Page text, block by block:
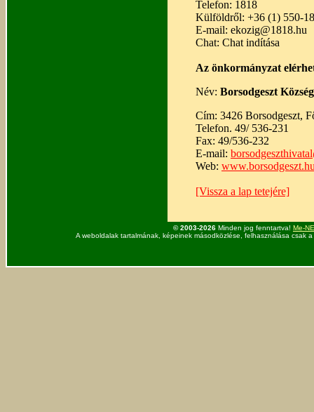
Telefon: 1818
Külföldről: +36 (1) 550-
E-mail: ekozig@1818.hu
Chat: Chat indítása
Az önkormányzat
Név: Borsodgeszt
Cím: 3426 Borsodgeszt,
Telefon. 49/ 536-231
Fax: 49/536-232
E-mail:
Web:
[Vissza a lap tetejére]
© 2003-2026 Minden jog fenntartva! Me-
A weboldalak tartalmának, képeinek másodközlése, felhasználása csak